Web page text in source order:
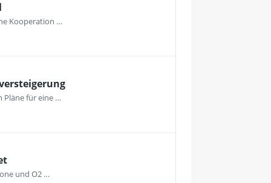
Kooperation …
Pläne für eine …
und O2 …